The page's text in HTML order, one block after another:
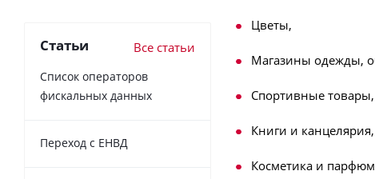
Цветы,
Магазины одежды,
Спортивные товары,
Книги и канцелярия,
Косметика и
Статьи Все статьи
Список операторов
фискальных данных
Переход с ЕНВД